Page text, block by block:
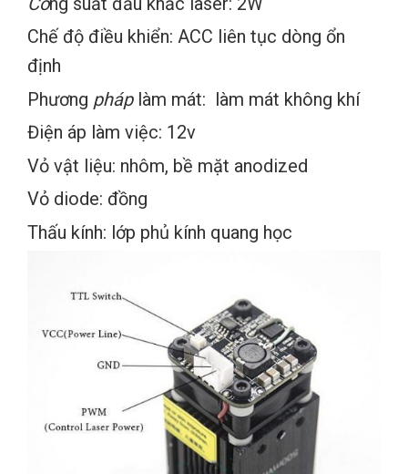
Chế độ điều khiển: ACC liên tục dòng ổn
định
Phương pháp làm mát: làm mát không khí
Điện áp làm việc: 12v
Vỏ vật liệu: nhôm, bề mặt anodized
Vỏ diode: đồng
Thấu kính: lớp phủ kính quang học